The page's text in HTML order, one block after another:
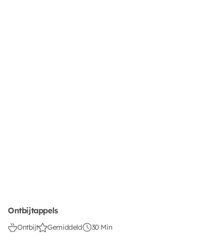
Ontbijtappels
Ontbijt Gemiddeld 30 Min